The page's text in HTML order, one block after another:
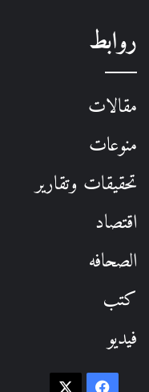
روابط
مقالات
منوعات
تحقيقات وتقارير
اقتصاد
الصحافه
كتب
فيديو
فيسبوك